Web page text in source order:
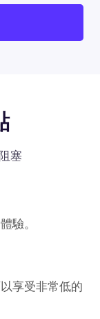
塞
驗。
享受非常低的